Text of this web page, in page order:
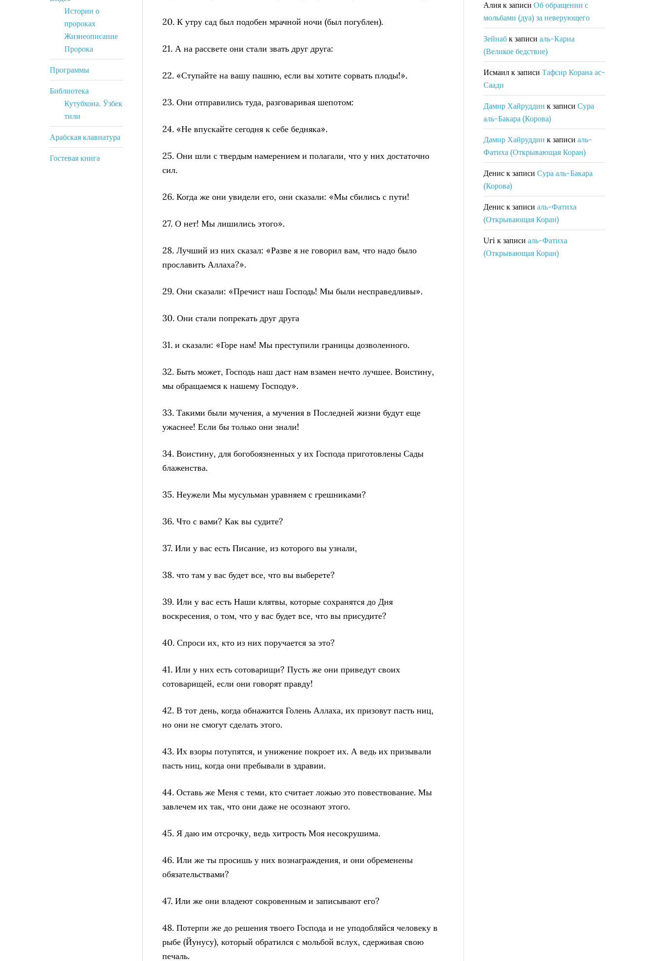
20. К утру сад был подобен мрачной ночи (был погублен).
21. А на рассвете они стали звать друг друга:
22. «Ступайте на вашу пашню, если вы хотите сорвать плоды!».
23. Они отправились туда, разговаривая шепотом:
24. «Не впускайте сегодня к себе бедняка».
25. Они шли с твердым намерением и полагали, что у них достаточно
сил.
26. Когда же они увидели его, они сказали: «Мы сбились с пути!
27. О нет! Мы лишились этого».
28. Лучший из них сказал: «Разве я не говорил вам, что надо было
прославить Аллаха?».
29. Они сказали: «Пречист наш Господь! Мы были несправедливы».
30. Они стали попрекать друг друга
31. и сказали: «Горе нам! Мы преступили границы дозволенного.
32. Быть может, Господь наш даст нам взамен нечто лучшее. Воистину,
мы обращаемся к нашему Господу».
33. Такими были мучения, а мучения в Последней жизни будут еще
ужаснее! Если бы только они знали!
34. Воистину, для богобоязненных у их Господа приготовлены Сады
блаженства.
35. Неужели Мы мусульман уравняем с грешниками?
36. Что с вами? Как вы судите?
37. Или у вас есть Писание, из которого вы узнали,
38. что там у вас будет все, что вы выберете?
39. Или у вас есть Наши клятвы, которые сохранятся до Дня
воскресения, о том, что у вас будет все, что вы присудите?
40. Спроси их, кто из них поручается за это?
41. Или у них есть сотоварищи? Пусть же они приведут своих
сотоварищей, если они говорят правду!
42. В тот день, когда обнажится Голень Аллаха, их призовут пасть ниц,
но они не смогут сделать этого.
43. Их взоры потупятся, и унижение покроет их. А ведь их призывали
пасть ниц, когда они пребывали в здравии.
44. Оставь же Меня с теми, кто считает ложью это повествование. Мы
завлечем их так, что они даже не осознают этого.
45. Я даю им отсрочку, ведь хитрость Моя несокрушима.
46. Или же ты просишь у них вознаграждения, и они обременены
обязательствами?
47. Или же они владеют сокровенным и записывают его?
48. Потерпи же до решения твоего Господа и не уподобляйся человеку в
рыбе (Йунусу), который обратился с мольбой вслух, сдерживая свою
печаль.
Алия к записи Об обращении с
мольбами (дуа) за неверующего
Зейнаб к записи аль-Кариа
(Великое бедствие)
Исмаил к записи Тафсир Корана ас-
Саади
Дамир Хайруддин к записи Сура
аль-Бакара (Корова)
Дамир Хайруддин к записи аль-
Фатиха (Открывающая Коран)
Денис к записи Сура аль-Бакара
(Корова)
Денис к записи аль-Фатиха
(Открывающая Коран)
Uri к записи аль-Фатиха
(Открывающая Коран)
Истории о
пророках
Жизнеописание
Пророка
Программы
Библиотека
Кутубхона. Ўзбек
тили
Арабская клавиатура
Гостевая книга